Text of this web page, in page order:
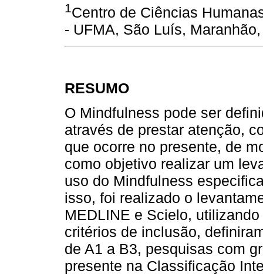
1Centro de Ciências
- UFMA, São Luís,
RESUMO
O Mindfulness pode ser
através de prestar atenção,
que ocorre no presente, de
como objetivo realizar um
uso do Mindfulness
isso, foi realizado o
MEDLINE e Scielo,
critérios de inclusão,
de A1 a B3, pesquisas com
presente na Classificação